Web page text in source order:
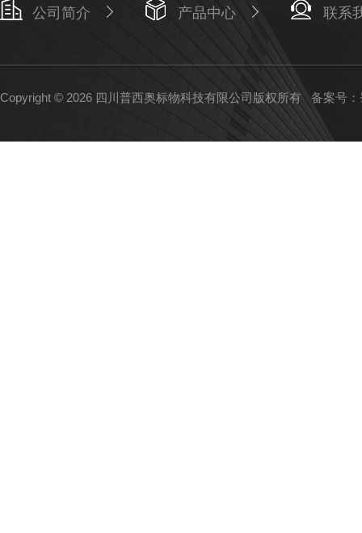
公司简介 产品中心 联系
Copyright © 2026 四川普西奥标物科技有限公司版权所有 备案号：